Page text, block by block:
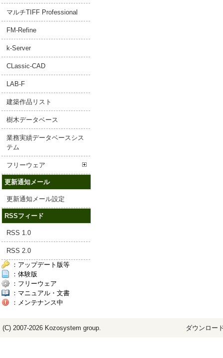
マルチTIFF Professional
FM-Refine
k-Server
CLassic-CAD
LAB-F
建築作品リスト
樹木データベース
業務実績データベースシス
テム
フリーウェア
更新通知メール
更新通知メール設定
RSSフィード
RSS 1.0
RSS 2.0
：アップデート版等
：体験版
：フリーウェア
：マニュアル・文書
：メンテナンス中
(C) 2007-2026 Kozosystem group. ダウンロー